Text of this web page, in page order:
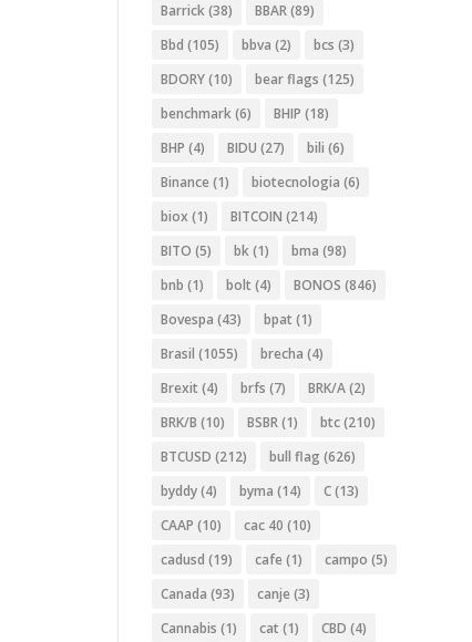
Barrick(38) BBAR(89)
Bbd (105) bbva (2) bcs (3)
BDORY(10) bear flags (125)
benchmark(6) BHIP (18)
BHP (4) BIDU (27) bili (6)
Binance (1) biotecnologia (6)
biox (1) BITCOIN (214)
BITO (5) bk(1) bma (98)
bnb (1) bolt (4) BONOS (846)
Bovespa (43) bpat (1)
Brasil (1055) brecha (4)
Brexit (4) brfs (7) BRK/A(2)
BRK/B (10) BSBR(1) btc(210)
BTCUSD (212) bull flag (626)
byddy(4) byma (14) C(13)
CAAP (10) cac 40 (10)
cadusd (19) cafe (1) campo (5)
Canada (93) canje (3)
Cannabis (1) cat (1) CBD (4)